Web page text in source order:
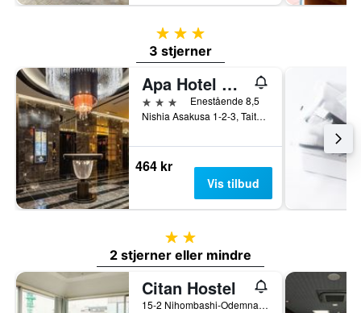
3 stjerner
3 stjerner
Apa Hotel Asakusa Tawaramachi Ekimae
3 stjernerEnestående 8,5
Nishia Asakusa 1-2-3, Taito-ku, Tokyo, Japan
464 kr
Vis tilbud
2 stjerner
2 stjerner eller mindre
Citan Hostel
15-2 Nihombashi-Odemnacho, Tokyo, Japan